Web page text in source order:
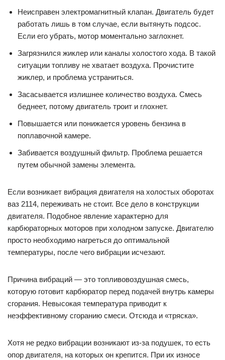
Неисправен электромагнитный клапан. Двигатель будет
работать лишь в том случае, если вытянуть подсос.
Если его убрать, мотор моментально заглохнет.
Загрязнился жиклер или каналы холостого хода. В такой
ситуации топливу не хватает воздуха. Прочистите
жиклер, и проблема устраниться.
Засасывается излишнее количество воздуха. Смесь
беднеет, потому двигатель троит и глохнет.
Повышается или понижается уровень бензина в
поплавочной камере.
Забивается воздушный фильтр. Проблема решается
путем обычной замены элемента.
Если возникает вибрация двигателя на холостых оборотах
ваз 2114, переживать не стоит. Все дело в конструкции
двигателя. Подобное явление характерно для
карбюраторных моторов при холодном запуске. Двигателю
просто необходимо нагреться до оптимальной
температуры, после чего вибрации исчезают.
Причина вибраций — это топливовоздушная смесь,
которую готовит карбюратор перед подачей внутрь камеры
сгорания. Невысокая температура приводит к
неэффективному сгоранию смеси. Отсюда и «тряска».
Хотя не редко вибрации возникают из-за подушек, то есть
опор двигателя, на которых он крепится. При их износе